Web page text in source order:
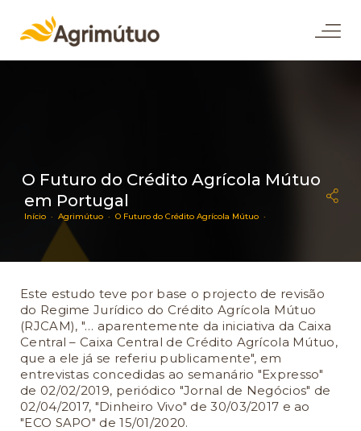
O Futuro do Crédito Agrícola Mútuo
em Portugal
Início · Agrimútuo · O Futuro do Crédito Agrícola Mútuo ·
Este estudo teve por base o projecto de revisão
do Regime Jurídico do Crédito Agrícola Mútuo
(RJCAM), "… aparentemente da iniciativa da Caixa
Central – Caixa Central de Crédito Agrícola Mútuo,
que a ele já se referiu publicamente", em
entrevistas concedidas ao semanário "Expresso"
de 02/02/2019, periódico "Jornal de Negócios" de
02/04/2017, "Dinheiro Vivo" de 30/03/2017 e ao
"ECO SAPO" de 15/01/2020.